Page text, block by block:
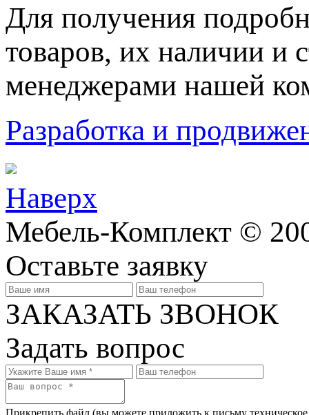
Для пoлучения
товaров, их нaличии и
менеджерами нашей
Разработка и
Наверх
Мебель-Комплект ©
Оставьте заявку
ЗАКАЗАТЬ ЗВОНОК
Задать вопрос
Прикрепить файл (вы можете приложить к письму